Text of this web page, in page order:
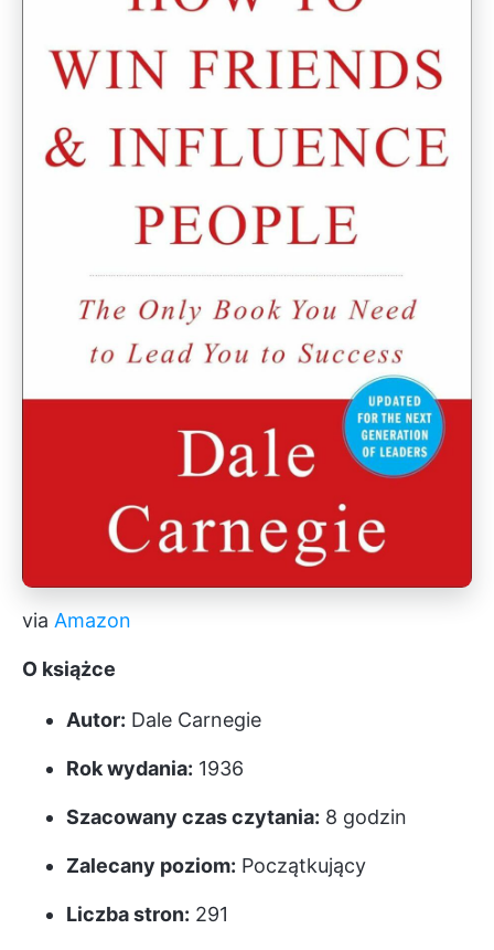
via Amazon
O książce
Autor: Dale Carnegie
Rok wydania: 1936
Szacowany czas czytania: 8 godzin
Zalecany poziom: Początkujący
Liczba stron: 291